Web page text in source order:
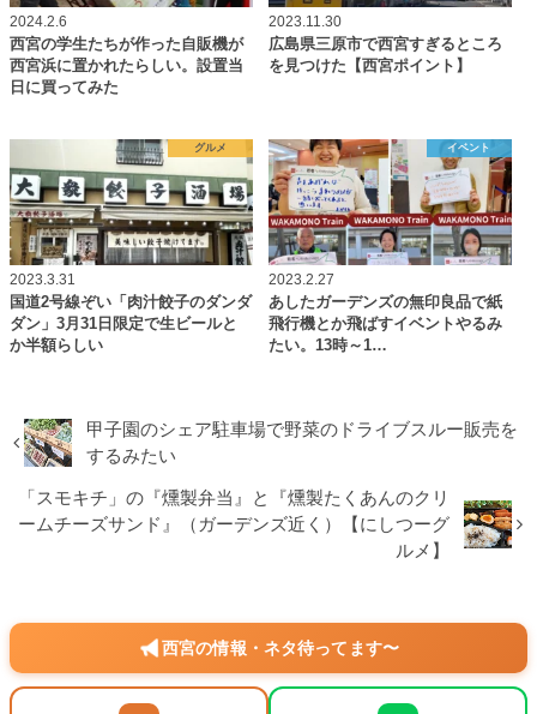
2024.2.6
西宮の学生たちが作った自販機が
西宮浜に置かれたらしい。設置当
日に買ってみた
2023.11.30
広島県三原市で西宮すぎるところ
を見つけた【西宮ポイント】
グルメ
2023.3.31
国道2号線ぞい「肉汁餃子のダンダ
ダン」3月31日限定で生ビールと
か半額らしい
イベント
2023.2.27
あしたガーデンズの無印良品で紙
飛行機とか飛ばすイベントやるみ
たい。13時～1…
甲子園のシェア駐車場で野菜のドライブスルー販売を
するみたい
「スモキチ」の『燻製弁当』と『燻製たくあんのクリ
ームチーズサンド』（ガーデンズ近く）【にしつーグ
ルメ】
西宮の情報・ネタ待ってます〜